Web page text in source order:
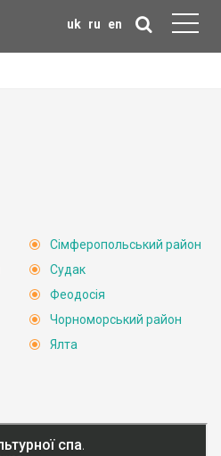
uk ru en
Сімферопольський район
Судак
Феодосія
Чорноморський район
Ялта